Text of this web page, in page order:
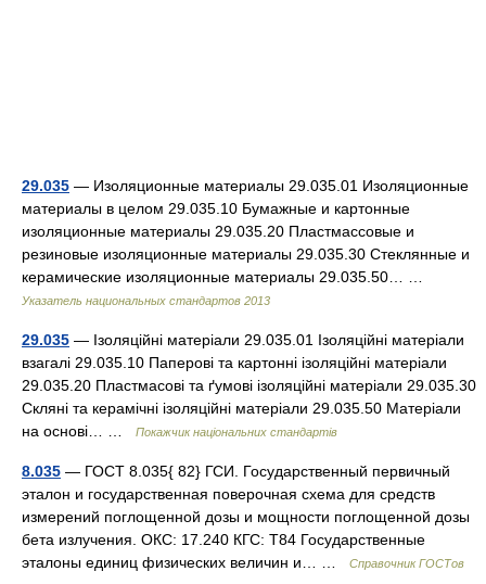
29.035 — Изоляционные материалы 29.035.01 Изоляционные
материалы в целом 29.035.10 Бумажные и картонные
изоляционные материалы 29.035.20 Пластмассовые и
резиновые изоляционные материалы 29.035.30 Стеклянные и
керамические изоляционные материалы 29.035.50… …
Указатель национальных стандартов 2013
29.035 — Ізоляційні матеріали 29.035.01 Ізоляційні матеріали
взагалі 29.035.10 Паперові та картонні ізоляційні матеріали
29.035.20 Пластмасові та ґумові ізоляційні матеріали 29.035.30
Скляні та керамічні ізоляційні матеріали 29.035.50 Матеріали
на основі… …
Покажчик національних стандартів
8.035 — ГОСТ 8.035{ 82} ГСИ. Государственный первичный
эталон и государственная поверочная схема для средств
измерений поглощенной дозы и мощности поглощенной дозы
бета излучения. ОКС: 17.240 КГС: Т84 Государственные
эталоны единиц физических величин и… …
Справочник ГОСТов